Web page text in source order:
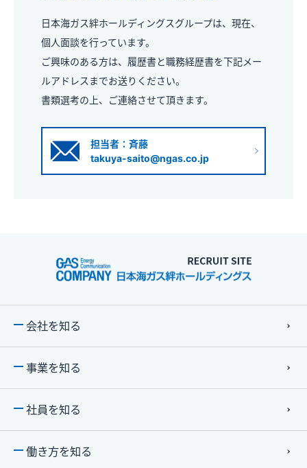
日本海ガス絆ホールディングスグループは、現在、
個人面談を行っています。
ご興味のある方は、履歴書と職務経歴書を下記メー
ルアドレスまでお送りください。
書類選考の上、ご連絡させて頂きます。
担当者：斉藤
takuya-saito@ngas.co.jp
会社を知る
事業を知る
社員を知る
働き⽅を知る